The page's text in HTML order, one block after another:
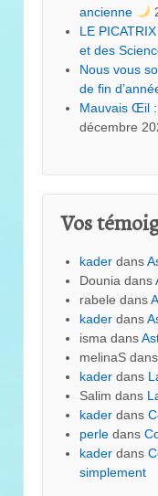
ancienne
LE
et des
Nous vous
de fin
Mauvais Œil
décembre
Vos
kader dans
Dounia dans
rabele dans
kader dans
isma dans
melinaS dans
kader dans
Salim dans
kader dans
perle dans
kader dans
simplement